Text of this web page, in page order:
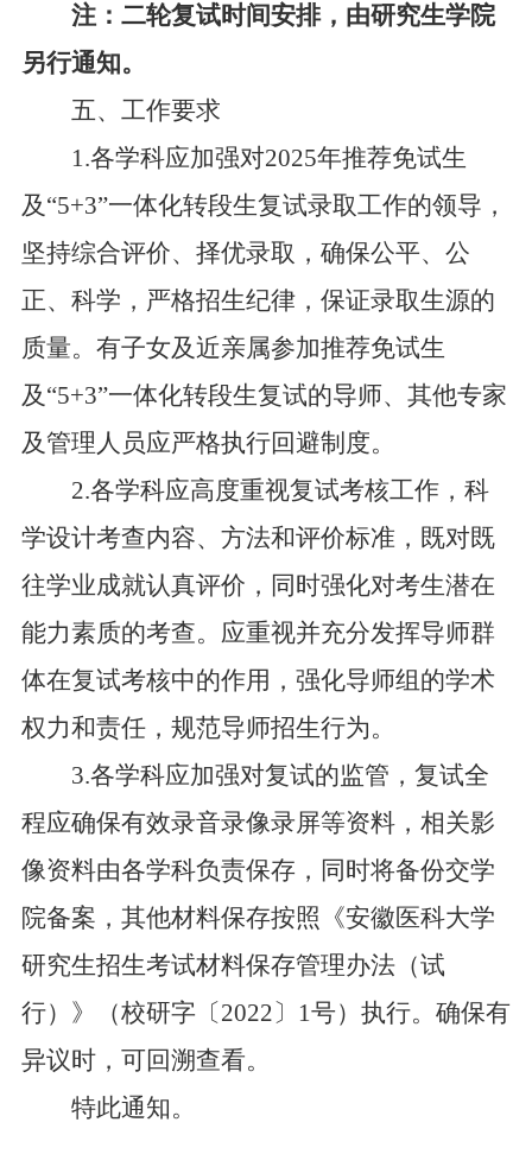
注：二轮复试时间安排，由研究生学院
另行通知。
五、工作要求
1.各学科应加强对2025年推荐免试生
及 “5+3”一体化转段生复试录取工作的领导，
坚持综合评价、择优录取，确保公平、公
正、科学 ，严格招生纪律，保证录取生源的
质量。有子女及近亲属参加推荐免试生
及 “5+3”一体化转段生复试的导师、其他专家
及管理人员应严格执行回避制度。
2.各学科应高度重视复试考核工作，科
学设计考查内容、方法和评价标准，既对既
往学业成就认真评价，同时强化对考生潜在
能力素质的考查。应重视并充分发挥导师群
体在复试考核中的作用，强化导师组的学术
权力和责任，规范导师招生行为。
3.各学科应加强对复试的监管，复试全
程应确保有效录音录像录屏等资料，相关影
像资料由各学科负责保存，同时将备份交学
院备案， 其他材料保存按照《安徽医科大学
研究生招生考试材料保存管理办法（试
行）》（校研字〔 2022 〕 1号）执行。 确保有
异议时，可回溯查看。
特此通知。